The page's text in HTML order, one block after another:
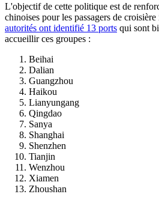
L'objectif de cette politique est de
chinoises pour les passagers de
autorités ont identifié 13 ports qui sont
accueillir ces groupes :
Beihai
Dalian
Guangzhou
Haikou
Lianyungang
Qingdao
Sanya
Shanghai
Shenzhen
Tianjin
Wenzhou
Xiamen
Zhoushan